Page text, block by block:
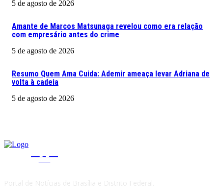
5 de agosto de 2026
Amante de Marcos Matsunaga revelou como era relação
com empresário antes do crime
5 de agosto de 2026
Resumo Quem Ama Cuida: Ademir ameaça levar Adriana de
volta à cadeia
5 de agosto de 2026
DF